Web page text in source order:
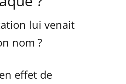
lui venait
nom ?
effet de